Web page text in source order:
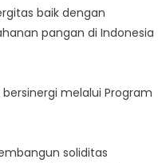
baik dengan
pangan di Indonesia
melalui Program
soliditas